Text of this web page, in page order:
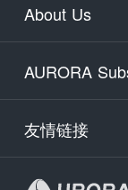
About Us
AURORA
友情链接